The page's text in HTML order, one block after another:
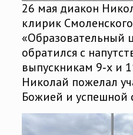
26 мая диакон
клирик
«Образовательный
обратился с
выпускникам 9‑х и
Николай пожелал
Божией и успешной